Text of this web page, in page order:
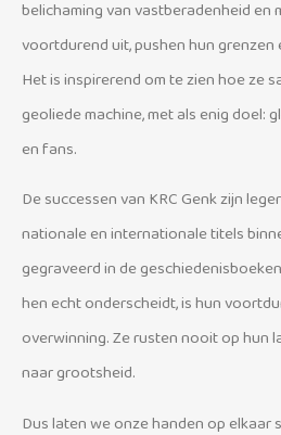
belichaming van vastberadenheid en
voortdurend uit, pushen hun grenzen
Het is inspirerend om te zien hoe ze
geoliede machine, met als enig doel:
en fans.
De successen van KRC Genk zijn
nationale en internationale titels
gegraveerd in de
hen echt onderscheidt, is hun
overwinning. Ze rusten nooit op hun
naar grootsheid.
Dus laten we onze handen op elkaar